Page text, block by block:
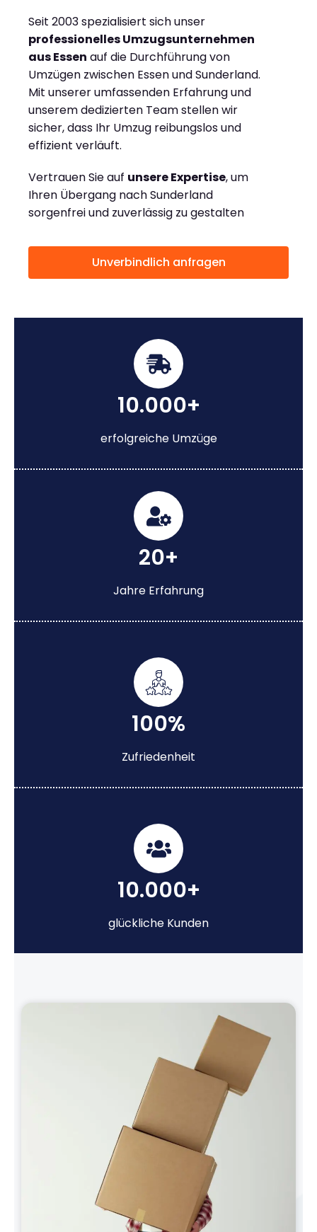
Seit 2003 spezialisiert sich unser
professionelles Umzugsunternehmen
aus Essen auf die Durchführung von
Umzügen zwischen Essen und Sunderland.
Mit unserer umfassenden Erfahrung und
unserem dedizierten Team stellen wir
sicher, dass Ihr Umzug reibungslos und
effizient verläuft.
Vertrauen Sie auf unsere Expertise, um
Ihren Übergang nach Sunderland
sorgenfrei und zuverlässig zu gestalten
Unverbindlich anfragen
10.000+
erfolgreiche Umzüge
20+
Jahre Erfahrung
100%
Zufriedenheit
10.000+
glückliche Kunden